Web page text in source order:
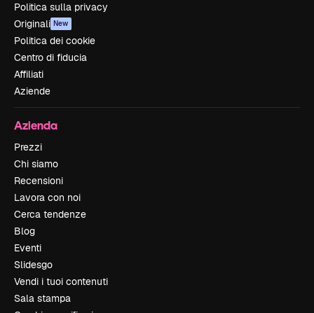
Politica sulla privacy
Originali New
Politica dei cookie
Centro di fiducia
Affiliati
Aziende
Azienda
Prezzi
Chi siamo
Recensioni
Lavora con noi
Cerca tendenze
Blog
Eventi
Slidesgo
Vendi i tuoi contenuti
Sala stampa